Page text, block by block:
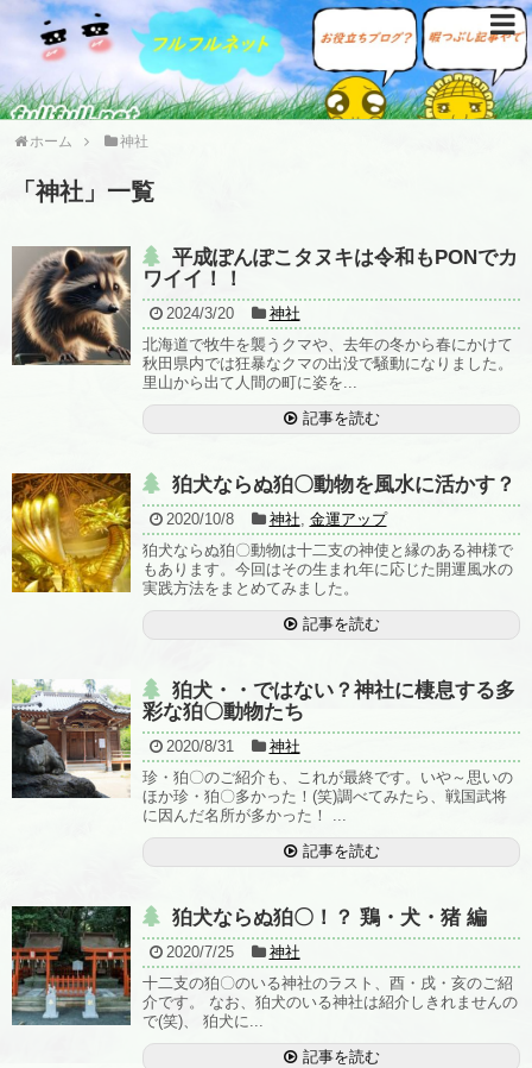
ホーム 神社
「神社 」 一覧
平成ぽんぽこタヌキは令和もPONでカ
ワイイ！！
2024/3/20
神社
北海道で牧牛を襲うクマや、去年の冬から春にかけて
秋田県内では狂暴なクマの出没で騒動になりました。
里山から出て人間の町に姿を...
記事を読む
狛犬ならぬ狛〇動物を風水に活かす？
2020/10/8 神社, 金運アップ
狛犬ならぬ狛〇動物は十二支の神使と縁のある神様で
もあります。今回はその生まれ年に応じた開運風水の
実践方法をまとめてみました。
記事を読む
狛犬・・ではない？神社に棲息する多
彩な狛〇動物たち
2020/8/31
神社
珍・狛〇のご紹介も、これが最終です。いや～思いの
ほか珍・狛〇多かった！(笑)調べてみたら、戦国武将
に因んだ名所が多かった！ ...
記事を読む
狛犬ならぬ狛〇！？ 鶏・犬・猪 編
2020/7/25
神社
十二支の狛〇のいる神社のラスト、酉・戌・亥のご紹
介です。 なお、狛犬のいる神社は紹介しきれませんの
で(笑)、 狛犬に...
記事を読む